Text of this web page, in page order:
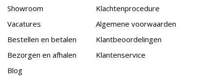
Showroom
Vacatures
Bestellen en betalen
Bezorgen en afhalen
Blog
Klachtenprocedure
Algemene voorwaarden
Klantbeoordelingen
Klantenservice